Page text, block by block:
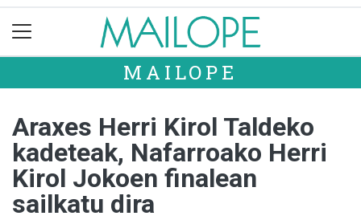
MAILOPE
Araxes Herri Kirol Taldeko
kadeteak, Nafarroako Herri
Kirol Jokoen finalean
sailkatu dira